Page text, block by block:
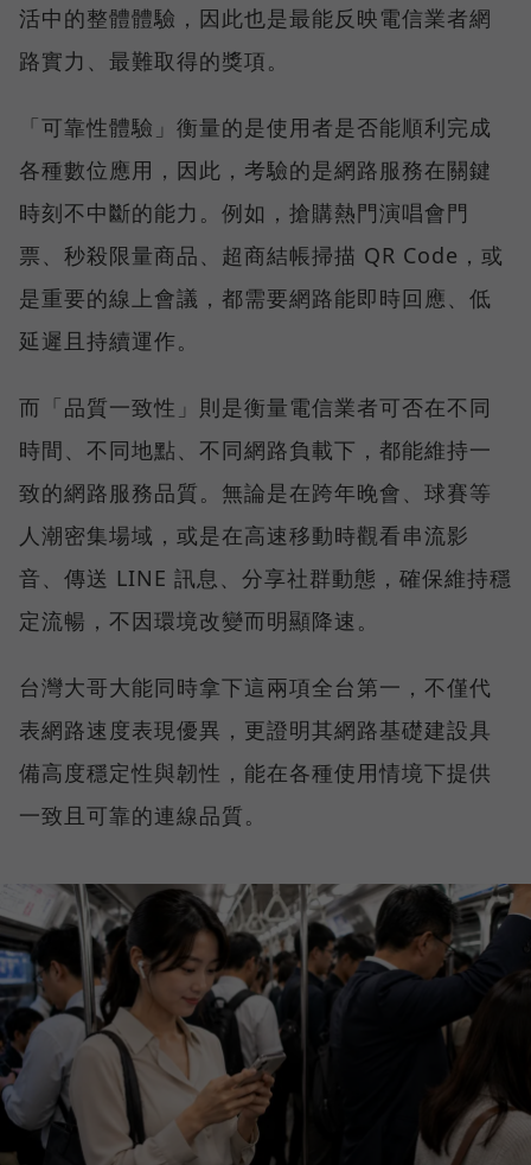
活中的整體體驗，因此也是最能反映電信業者網
路實力、最難取得的獎項。
「可靠性體驗」衡量的是使用者是否能順利完成
各種數位應用，因此，考驗的是網路服務在關鍵
時刻不中斷的能力。例如，搶購熱門演唱會門
票、秒殺限量商品、超商結帳掃描 QR Code，或
是重要的線上會議，都需要網路能即時回應、低
延遲且持續運作。
而「品質一致性」則是衡量電信業者可否在不同
時間、不同地點、不同網路負載下，都能維持一
致的網路服務品質。無論是在跨年晚會、球賽等
人潮密集場域，或是在高速移動時觀看串流影
音、傳送 LINE 訊息、分享社群動態，確保維持穩
定流暢，不因環境改變而明顯降速。
台灣大哥大能同時拿下這兩項全台第一，不僅代
表網路速度表現優異，更證明其網路基礎建設具
備高度穩定性與韌性，能在各種使用情境下提供
一致且可靠的連線品質。